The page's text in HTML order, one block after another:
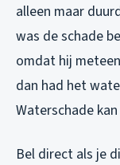
alleen maar
was de schade
omdat hij
dan had het
Waterschade
Bel direct als je